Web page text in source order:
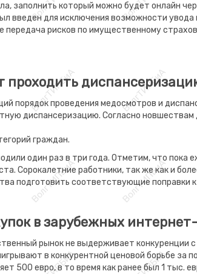
заполнить который можно будет онлайн
введен для исключения возможности
рисков по имущественному
проходить
порядок проведения медосмотров и
диспансеризацию. Согласно
граждан.
один раз в три года. Отметим, что пока
Сорокалетние работники, так же как и
подготовить соответствующие поправки
в зарубежных
рынок не выдерживает конкуренции
в конкурентной ценовой борьбе за
500 евро, в то время как ранее был 1 тыс.